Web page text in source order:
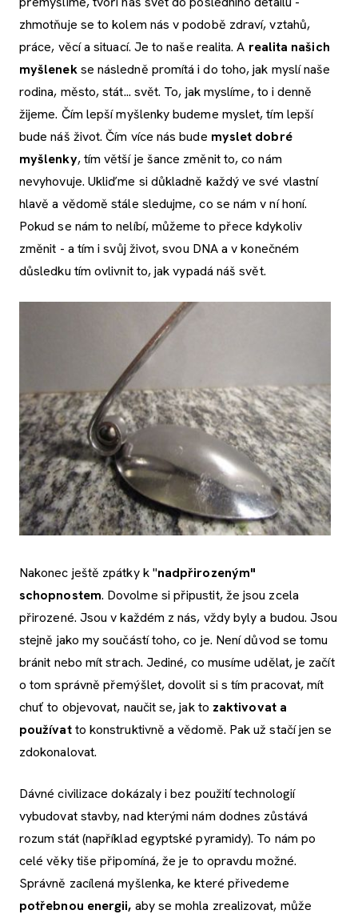
zhmotňuje se to kolem nás v podobě zdraví, vztahů,
práce, věcí a situací. Je to naše realita. A realita našich
myšlenekse následně promítá i do toho, jak myslí naše
rodina, město, stát... svět. To, jak myslíme, to i denně
žijeme. Čím lepší myšlenky budeme myslet, tím lepší
bude náš život. Čím více nás bude myslet dobré
myšlenky, tím větší je šance změnit to, co nám
nevyhovuje. Ukliďme si důkladně každý ve své vlastní
hlavě a vědomě stále sledujme, co se nám v ní honí.
Pokud se nám to nelíbí, můžeme to přece kdykoliv
změnit - a tím i svůj život, svou DNA a v konečném
důsledku tím ovlivnit to, jak vypadá náš svět.
Nakonec ještě zpátky k "nadpřirozeným"
schopnostem. Dovolme si připustit, že jsou zcela
přirozené. Jsou v každém z nás, vždy byly a budou. Jsou
stejně jako my součástí toho, co je. Není důvod se tomu
bránit nebo mít strach. Jediné, co musíme udělat, je začít
o tom správně přemýšlet, dovolit si s tím pracovat, mít
chuť to objevovat, naučit se, jak to zaktivovat a
používatto konstruktivně a vědomě. Pak už stačí jen se
zdokonalovat.
Dávné civilizace dokázaly i bez použití technologií
vybudovat stavby, nad kterými nám dodnes zůstává
rozum stát (například egyptské pyramidy). To nám po
celé věky tiše připomíná, že je to opravdu možné.
Správně zacílená myšlenka, ke které přivedeme
potřebnou energii, aby se mohla zrealizovat, může